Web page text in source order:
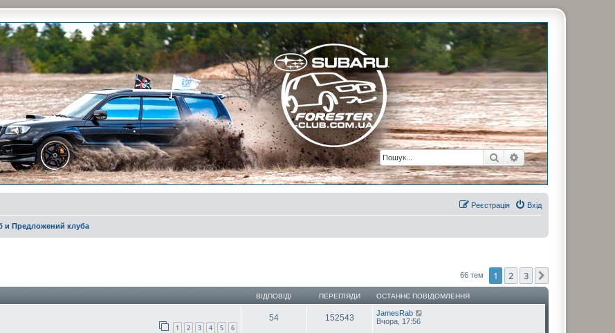
ПошукРозширений пошук
природе и еженедельные встречи, скидки от партнеров и просто много общения с друзьями. Присоединяйтесь. Think. Feel. Drive.
Вхід
Реєстрація
и Предложений клуба
66 тем 1 2 3
ВІДПОВІДІ ПЕРЕГЛЯДИ ОСТАННЄ ПОВІДОМЛЕННЯ
1 2 3 4 5 6
54 152543
JamesRab
Вчора, 17:56